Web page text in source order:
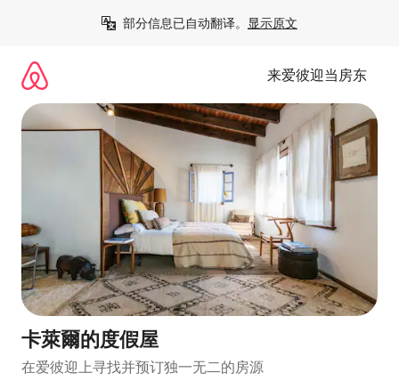
部分信息已自动翻译。 显示原文
来爱彼迎当房东
卡萊爾的度假屋
在爱彼迎上寻找并预订独一无二的房源